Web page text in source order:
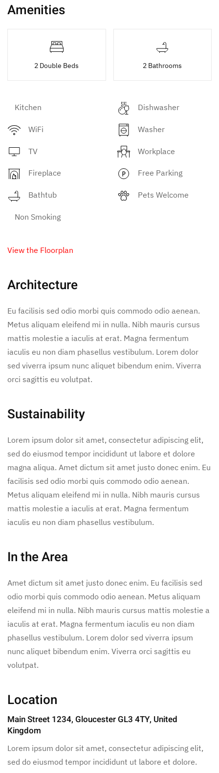
Amenities
2 Double Beds 2 Bathrooms
Kitchen Dishwasher
WiFi Washer
TV Workplace
Fireplace Free Parking
Bathtub Pets Welcome
Non Smoking
View the Floorplan
Architecture
Eu facilisis sed odio morbi quis commodo odio aenean.
Metus aliquam eleifend mi in nulla. Nibh mauris cursus
mattis molestie a iaculis at erat. Magna fermentum
iaculis eu non diam phasellus vestibulum. Lorem dolor
sed viverra ipsum nunc aliquet bibendum enim. Viverra
orci sagittis eu volutpat.
Sustainability
Lorem ipsum dolor sit amet, consectetur adipiscing elit,
sed do eiusmod tempor incididunt ut labore et dolore
magna aliqua. Amet dictum sit amet justo donec enim. Eu
facilisis sed odio morbi quis commodo odio aenean.
Metus aliquam eleifend mi in nulla. Nibh mauris cursus
mattis molestie a iaculis at erat. Magna fermentum
iaculis eu non diam phasellus vestibulum.
In the Area
Amet dictum sit amet justo donec enim. Eu facilisis sed
odio morbi quis commodo odio aenean. Metus aliquam
eleifend mi in nulla. Nibh mauris cursus mattis molestie a
iaculis at erat. Magna fermentum iaculis eu non diam
phasellus vestibulum. Lorem dolor sed viverra ipsum
nunc aliquet bibendum enim. Viverra orci sagittis eu
volutpat.
Location
Main Street 1234, Gloucester GL3 4TY, United
Kingdom
Lorem ipsum dolor sit amet, consectetur adipiscing elit,
sed do eiusmod tempor incididunt ut labore et dolore.